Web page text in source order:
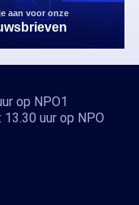
aan voor onze
op NPO1
uur op NPO